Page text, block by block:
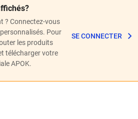
? Connectez-vous
Pour
les produits
télécharger votre
APOK.
SE CONNECTER